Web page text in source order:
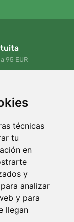
técnicas
tu
en
y
analizar
y para
llegan
95 EUR
momento
más